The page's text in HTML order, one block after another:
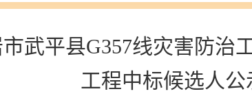
武平县G357线灾害防治
工程中标候选人